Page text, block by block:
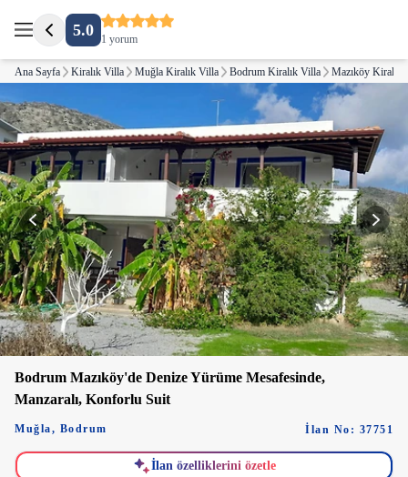
5.0 1 yorum
Ana Sayfa Kiralık Villa Muğla Kiralık Villa Bodrum Kiralık Villa Mazıköy Kiralık
Bodrum Mazıköy'de Denize Yürüme Mesafesinde,
Manzaralı, Konforlu Suit
Muğla, Bodrum İlan No: 37751
İlan özelliklerini özetle